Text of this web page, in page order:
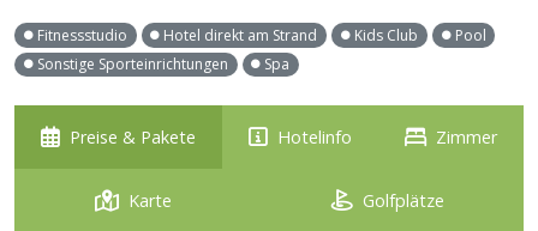
Fitnessstudio Hotel direkt am Strand Kids Club
Pool
Sonstige Sporteinrichtungen
Spa
Preise & Pakete Hotelinfo Zimmer
Karte Golfplätze